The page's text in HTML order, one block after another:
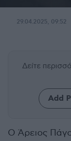
29.04.2025, 09:52
Δείτε
Add
Ο Άρειος